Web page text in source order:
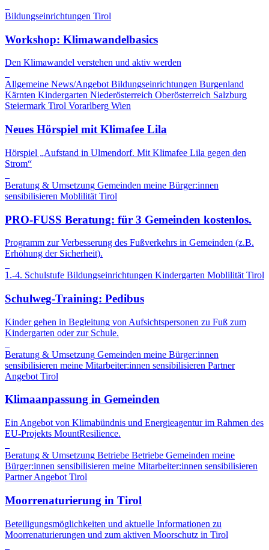
Bildungseinrichtungen Tirol
Workshop: Klimawandelbasics
Den Klimawandel verstehen und aktiv werden
Allgemeine News/Angebot Bildungseinrichtungen Burgenland
Kärnten Kindergarten Niederösterreich Oberösterreich Salzburg
Steiermark Tirol Vorarlberg Wien
Neues Hörspiel mit Klimafee Lila
Hörspiel „Aufstand in Ulmendorf. Mit Klimafee Lila gegen den
Strom“
Beratung & Umsetzung Gemeinden meine Bürger:innen
sensibilisieren Moblilität Tirol
PRO-FUSS Beratung: für 3 Gemeinden kostenlos.
Programm zur Verbesserung des Fußverkehrs in Gemeinden (z.B.
Erhöhung der Sicherheit).
1.-4. Schulstufe Bildungseinrichtungen Kindergarten Moblilität Tirol
Schulweg-Training: Pedibus
Kinder gehen in Begleitung von Aufsichtspersonen zu Fuß zum
Kindergarten oder zur Schule.
Beratung & Umsetzung Gemeinden meine Bürger:innen
sensibilisieren meine Mitarbeiter:innen sensibilisieren Partner
Angebot Tirol
Klimaanpassung in Gemeinden
Ein Angebot von Klimabündnis und Energieagentur im Rahmen des
EU-Projekts MountResilience.
Beratung & Umsetzung Betriebe Betriebe Gemeinden meine
Bürger:innen sensibilisieren meine Mitarbeiter:innen sensibilisieren
Partner Angebot Tirol
Moorrenaturierung in Tirol
Beteiligungsmöglichkeiten und aktuelle Informationen zu
Moorrenaturierungen und zum aktiven Moorschutz in Tirol